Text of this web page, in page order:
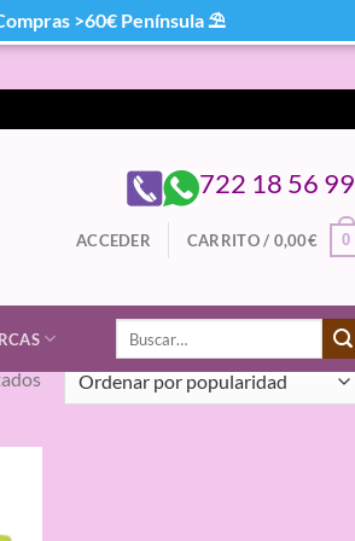
722 18 56 99
ACCEDER CARRITO / 0,00€ 0
Buscar
Ordenado
por
>60€ Península ⛱